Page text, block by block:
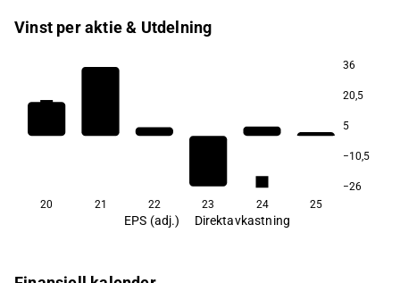
Vinst per aktie & Utdelning
36
20,5
5
−10,5
−26
3,3
20 21 22 23 24 25
EPS (adj.) Direktavkastning